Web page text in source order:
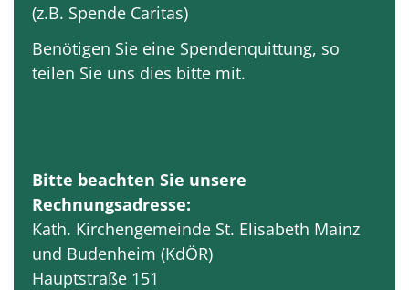
(z.B. Spende Caritas)
Benötigen Sie eine Spendenquittung, so
teilen Sie uns dies bitte mit.
Bitte beachten Sie unsere
Rechnungsadresse:
Kath. Kirchengemeinde St. Elisabeth Mainz
und Budenheim (KdÖR)
Hauptstraße 151